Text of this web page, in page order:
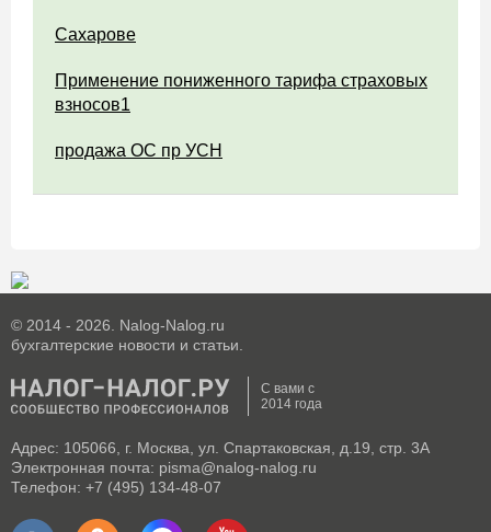
Сахарове
Применение пониженного тарифа страховых
взносов1
продажа ОС пр УСН
© 2014 - 2026. Nalog-Nalog.ru
бухгалтерские новости и статьи.
С вами с
2014 года
Адрес: 105066, г. Москва, ул. Спартаковская, д.19, стр. 3А
Электронная почта: pisma@nalog-nalog.ru
Телефон: +7 (495) 134-48-07